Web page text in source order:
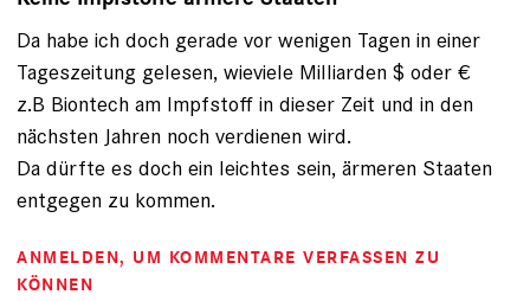
Da habe ich doch gerade vor wenigen Tagen in einer
Tageszeitung gelesen, wieviele Milliarden $ oder €
z.B Biontech am Impfstoff in dieser Zeit und in den
nächsten Jahren noch verdienen wird.
Da dürfte es doch ein leichtes sein, ärmeren Staaten
entgegen zu kommen.
ANMELDEN, UM KOMMENTARE VERFASSEN ZU
KÖNNEN